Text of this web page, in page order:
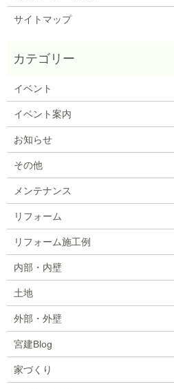
サイトマップ
イベント
イベント案内
お知らせ
その他
メンテナンス
リフォーム
リフォーム施工例
内部・内壁
土地
外部・外壁
宮建Blog
家づくり